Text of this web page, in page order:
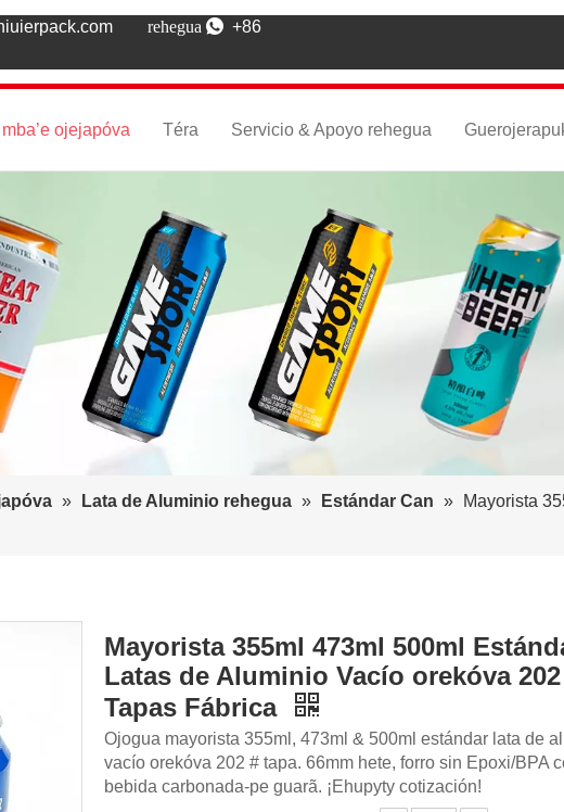
rehegua  +86
ojejapóva Téra Servicio & Apoyo rehegua
» Lata de Aluminio rehegua » Estándar Can »
Mayorista
Mayorista 355ml 473ml 500ml
Latas de Aluminio Vacío orekóva
Tapas Fábrica
Ojogua mayorista 355ml, 473ml & 500ml estándar lata de
vacío orekóva 202 # tapa. 66mm hete, forro sin Epoxi/BPA
bebida carbonada-pe guarã. ¡Ehupyty cotización!